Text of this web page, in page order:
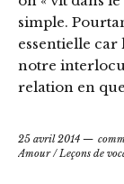
simple.
essentielle
notre
relation en
25 avril 2014
Amour/ Leçons de